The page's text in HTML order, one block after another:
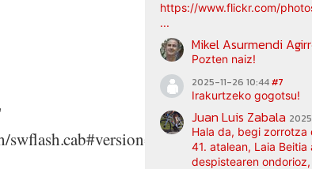
swflash.cab#version=6,0,29,0"
https://www.flickr.com/
...
Mikel Asurmendi
Pozten naiz!
2025-11-26 10:44#7
Irakurtzeko gogotsu!
Juan Luis Zabala
Hala da, begi zorrotza
41. atalean, Laia
despistearen